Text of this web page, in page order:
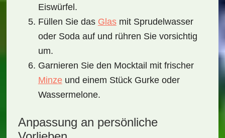
Eiswürfel.
Füllen Sie das Glasmit Sprudelwasser
oder Soda auf und rühren Sie vorsichtig
um.
Garnieren Sie den Mocktail mit frischer
Minzeund einem Stück Gurke oder
Wassermelone.
Anpassung an persönliche